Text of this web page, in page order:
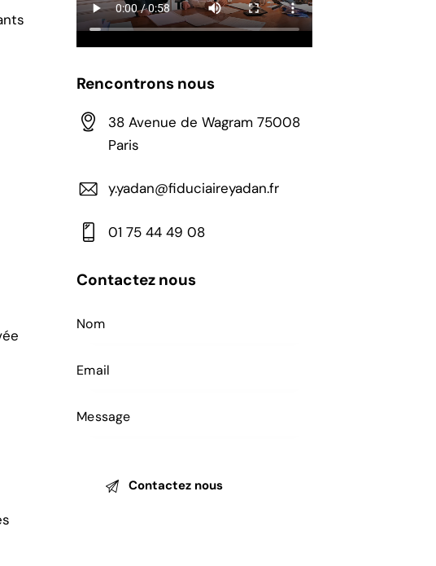
Rencontrons nous
38 Avenue de Wagram 75008
Paris
y.yadan@fiduciaireyadan.fr
01 75 44 49 08
Contactez nous